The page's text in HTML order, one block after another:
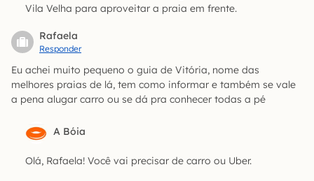
Vila Velha para aproveitar a praia em frente.
Rafaela
Responder
Eu achei muito pequeno o guia de Vitória, nome das
melhores praias de lá, tem como informar e também se vale
a pena alugar carro ou se dá pra conhecer todas a pé
A Bóia
Olá, Rafaela! Você vai precisar de carro ou Uber.